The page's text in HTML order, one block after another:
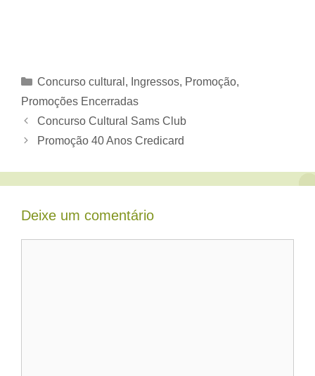
Categorias
Concurso cultural , Ingressos, Promoção,
Promoções Encerradas
Concurso Cultural Sams Club
Promoção 40 Anos Credicard
Deixe um comentário